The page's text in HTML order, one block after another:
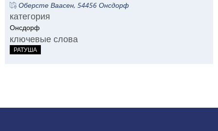
Оберсте Ваасен, 54456 Онсдорф
категория
Онсдорф
ключевые слова
РАТУША